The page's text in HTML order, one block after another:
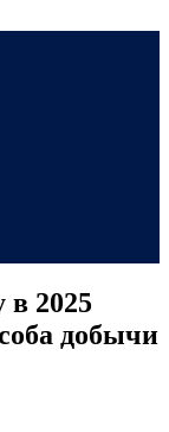
2025
добычи